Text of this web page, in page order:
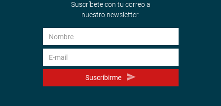
Suscríbete con tu correo a
nuestro newsletter.
Suscribirme